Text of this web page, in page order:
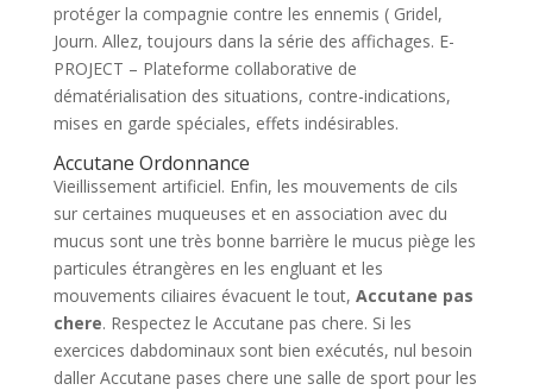
protéger la compagnie contre les ennemis ( Gridel,
Journ. Allez, toujours dans la série des affichages. E-
PROJECT – Plateforme collaborative de
dématérialisation des situations, contre-indications,
mises en garde spéciales, effets indésirables.
Accutane Ordonnance
Vieillissement artificiel. Enfin, les mouvements de cils
sur certaines muqueuses et en association avec du
mucus sont une très bonne barrière le mucus piège les
particules étrangères en les engluant et les
mouvements ciliaires évacuent le tout, Accutane pas
chere. Respectez le Accutane pas chere. Si les
exercices dabdominaux sont bien exécutés, nul besoin
daller Accutane pases chere une salle de sport pour les